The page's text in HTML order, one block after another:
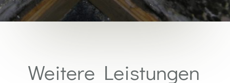
Weitere Leistungen